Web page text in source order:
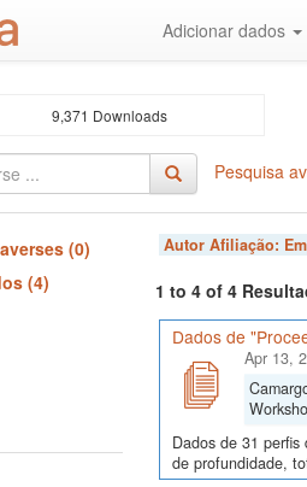
Adicionar dados
9,371 Downloads
Pesquisa
(0)
(4)
Autor Afiliação:
1 to 4 of 4
Dados de
Apr 13,
Dados de 31
de profundidade,